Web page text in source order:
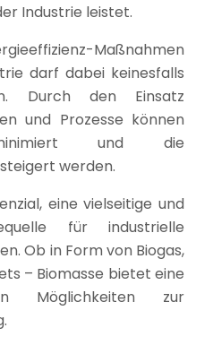
Industrie leistet.
Maßnahmen
darf dabei keinesfalls
Durch den Einsatz
und Prozesse können
minimiert und die
werden.
eine vielseitige und
für industrielle
Ob in Form von Biogas,
– Biomasse bietet eine
Möglichkeiten zur